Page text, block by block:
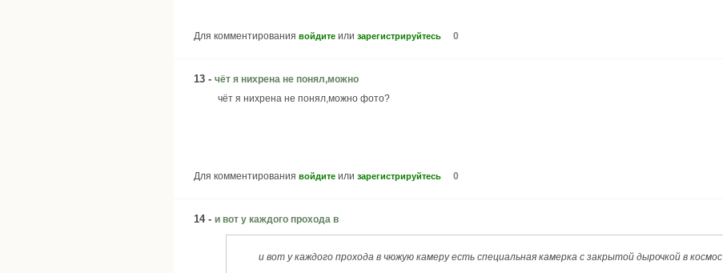
Для комментирования войдите или зарегистрируйтесь 0
13 - чёт я нихрена не понял,можно
чёт я нихрена не понял,можно фото?
Для комментирования войдите или зарегистрируйтесь 0
14 - и вот у каждого прохода в
и вот у каждого прохода в чюжую камеру есть специальная камерка с закрытой дырочкой в космос